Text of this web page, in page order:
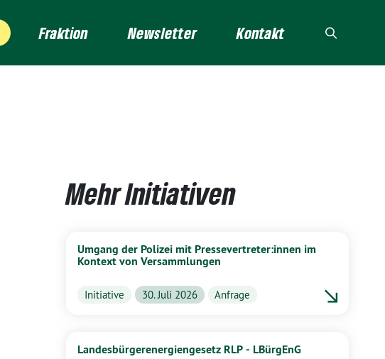
Fraktion Newsletter Kontakt
Mehr Initiativen
Umgang der Polizei mit Pressevertreter:innen im
Kontext von Versammlungen
Initiative 30. Juli 2026 Anfrage
Landesbürgerenergiengesetz RLP - LBürgEnG